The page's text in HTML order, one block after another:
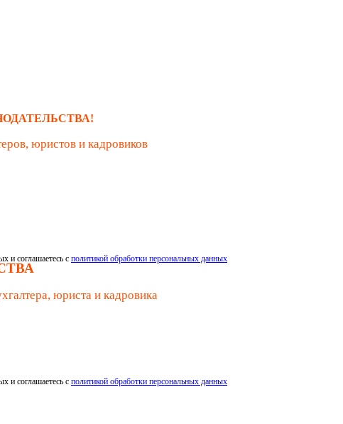
юристов и кадровиков
и соглашаетесь с политикой обработки персональных данных
юриста и кадровика
и соглашаетесь с политикой обработки персональных данных